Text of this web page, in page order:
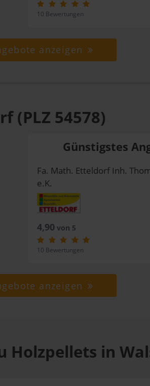
10 Bewertungen
anzeigen
(PLZ 54578)
Günstigstes
Fa. Math. Etteldorf Inh.
e.K.
4,90 von 5
10 Bewertungen
anzeigen
Holzpellets in